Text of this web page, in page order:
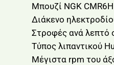
Μπουζί NGK CMR6H
Διάκενο
Στροφές ανά λεπτό
Τύπος λιπαντικού
Μέγιστα rpm του